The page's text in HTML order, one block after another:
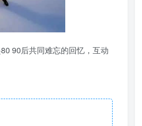
90后共同难忘的回忆，互动